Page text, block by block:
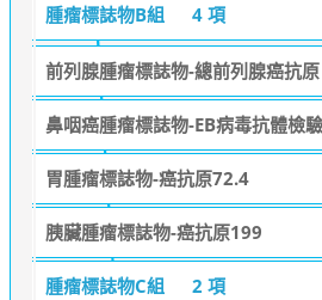
腫瘤標誌物B組 4 項
前列腺腫瘤標誌物-總前列腺癌抗原
鼻咽癌腫瘤標誌物-EB病毒抗體檢驗
胃腫瘤標誌物-癌抗原72.4
胰臟腫瘤標誌物-癌抗原199
腫瘤標誌物C組 2 項